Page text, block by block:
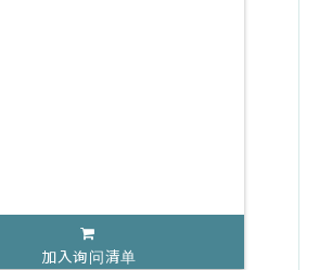
加入询问清单